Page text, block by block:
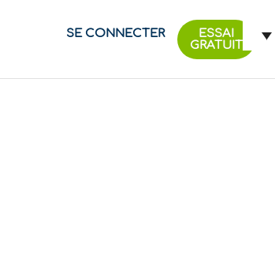
SE CONNECTER
ESSAI
GRATUIT